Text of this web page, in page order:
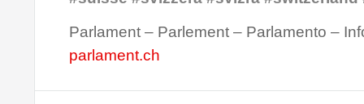
Parlament – Parlement – Parlamento –
parlament.ch